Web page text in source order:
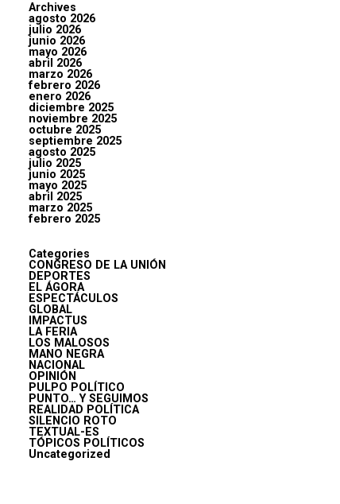
Archives
agosto 2026
julio 2026
junio 2026
mayo 2026
abril 2026
marzo 2026
febrero 2026
enero 2026
diciembre 2025
noviembre 2025
octubre 2025
septiembre 2025
agosto 2025
julio 2025
junio 2025
mayo 2025
abril 2025
marzo 2025
febrero 2025
Categories
CONGRESO DE LA UNIÓN
DEPORTES
EL ÁGORA
ESPECTÁCULOS
GLOBAL
IMPACTUS
LA FERIA
LOS MALOSOS
MANO NEGRA
NACIONAL
OPINIÓN
PULPO POLÍTICO
PUNTO… Y SEGUIMOS
REALIDAD POLÍTICA
SILENCIO ROTO
TEXTUAL-ES
TÓPICOS POLÍTICOS
Uncategorized